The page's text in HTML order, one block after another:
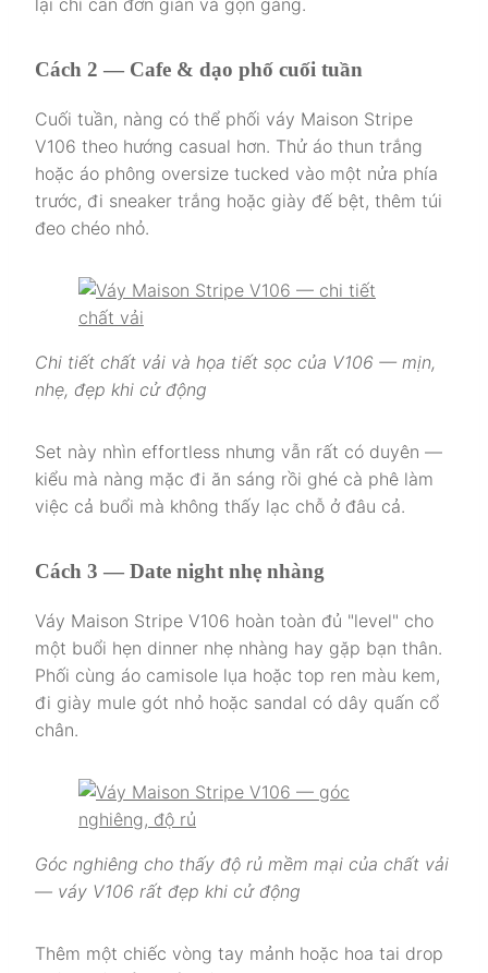
lại chỉ cần đơn giản và gọn gàng.
Cách 2 — Cafe & dạo phố cuối tuần
Cuối tuần, nàng có thể phối váy Maison Stripe
V106 theo hướng casual hơn. Thử áo thun trắng
hoặc áo phông oversize tucked vào một nửa phía
trước, đi sneaker trắng hoặc giày đế bệt, thêm túi
đeo chéo nhỏ.
Chi tiết chất vải và họa tiết sọc của V106 — mịn,
nhẹ, đẹp khi cử động
Set này nhìn effortless nhưng vẫn rất có duyên —
kiểu mà nàng mặc đi ăn sáng rồi ghé cà phê làm
việc cả buổi mà không thấy lạc chỗ ở đâu cả.
Cách 3 — Date night nhẹ nhàng
Váy Maison Stripe V106 hoàn toàn đủ "level" cho
một buổi hẹn dinner nhẹ nhàng hay gặp bạn thân.
Phối cùng áo camisole lụa hoặc top ren màu kem,
đi giày mule gót nhỏ hoặc sandal có dây quấn cổ
chân.
Góc nghiêng cho thấy độ rủ mềm mại của chất vải
— váy V106 rất đẹp khi cử động
Thêm một chiếc vòng tay mảnh hoặc hoa tai drop